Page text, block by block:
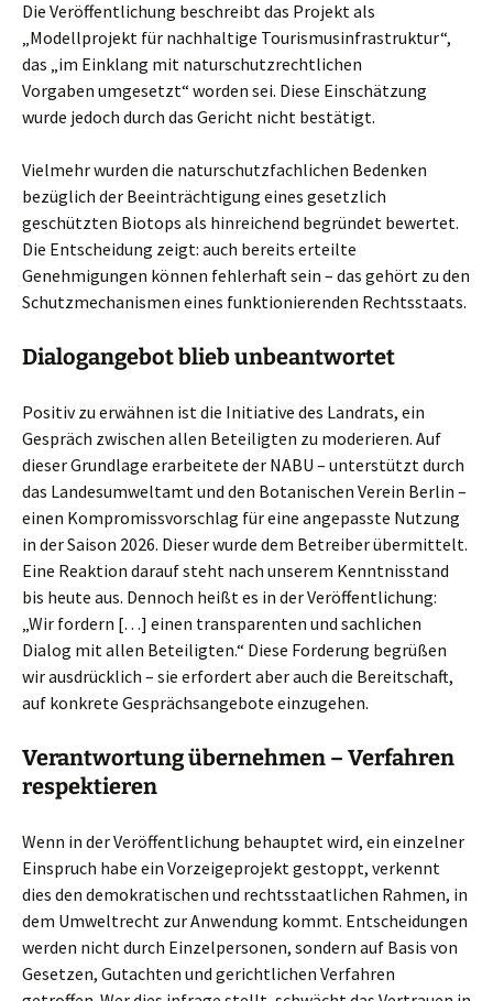
Die Veröffentlichung beschreibt das Projekt als
„Modellprojekt für nachhaltige Tourismusinfrastruktur“,
das „im Einklang mit naturschutzrechtlichen
Vorgaben umgesetzt“ worden sei. Diese Einschätzung
wurde jedoch durch das Gericht nicht bestätigt.
Vielmehr wurden die naturschutzfachlichen Bedenken
bezüglich der Beeinträchtigung eines gesetzlich
geschützten Biotops als hinreichend begründet bewertet.
Die Entscheidung zeigt: auch bereits erteilte
Genehmigungen können fehlerhaft sein – das gehört zu den
Schutzmechanismen eines funktionierenden Rechtsstaats.
Dialogangebot blieb unbeantwortet
Positiv zu erwähnen ist die Initiative des Landrats, ein
Gespräch zwischen allen Beteiligten zu moderieren. Auf
dieser Grundlage erarbeitete der NABU – unterstützt durch
das Landesumweltamt und den Botanischen Verein Berlin –
einen Kompromissvorschlag für eine angepasste Nutzung
in der Saison 2026. Dieser wurde dem Betreiber übermittelt.
Eine Reaktion darauf steht nach unserem Kenntnisstand
bis heute aus. Dennoch heißt es in der Veröffentlichung:
„Wir fordern […] einen transparenten und sachlichen
Dialog mit allen Beteiligten.“ Diese Forderung begrüßen
wir ausdrücklich – sie erfordert aber auch die Bereitschaft,
auf konkrete Gesprächsangebote einzugehen.
Verantwortung übernehmen – Verfahren
respektieren
Wenn in der Veröffentlichung behauptet wird, ein einzelner
Einspruch habe ein Vorzeigeprojekt gestoppt, verkennt
dies den demokratischen und rechtsstaatlichen Rahmen, in
dem Umweltrecht zur Anwendung kommt. Entscheidungen
werden nicht durch Einzelpersonen, sondern auf Basis von
Gesetzen, Gutachten und gerichtlichen Verfahren